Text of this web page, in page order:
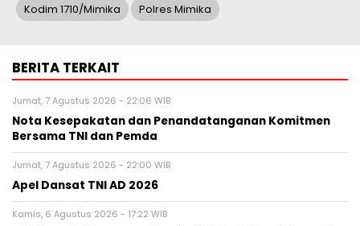
Kodim 1710/Mimika Polres Mimika
BERITA TERKAIT
Jumat, 7 Agustus 2026 - 22:06 WIB
Nota Kesepakatan dan Penandatanganan Komitmen
Bersama TNI dan Pemda
Jumat, 7 Agustus 2026 - 22:00 WIB
Apel Dansat TNI AD 2026
Kamis, 6 Agustus 2026 - 17:22 WIB